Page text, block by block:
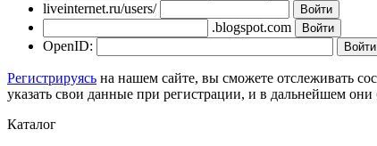
liveinternet.ru/users/
.blogspot.com
OpenID:
Регистрируясь на нашем сайте, вы сможете отслеживать
указать свои данные при регистрации, и в дальнейшем они
Каталог